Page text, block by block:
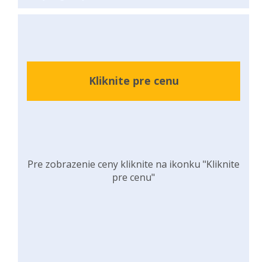
Kliknite pre cenu
Pre zobrazenie ceny kliknite na ikonku "Kliknite
pre cenu"